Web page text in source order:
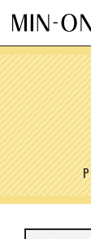
HOME ＞ 公演案